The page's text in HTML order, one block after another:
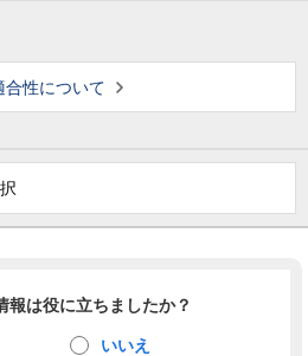
合性について
報は役に立ちましたか？
いいえ